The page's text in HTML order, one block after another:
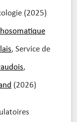
(2025)
, Service de
,
(2026)